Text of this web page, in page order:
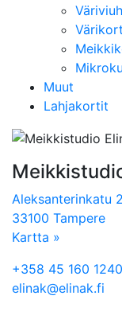
Muut
Lahjakortit
Aleksanterinkatu
33100 Tampere
Kartta »
+358 45 160 1240
elinak@elinak.fi